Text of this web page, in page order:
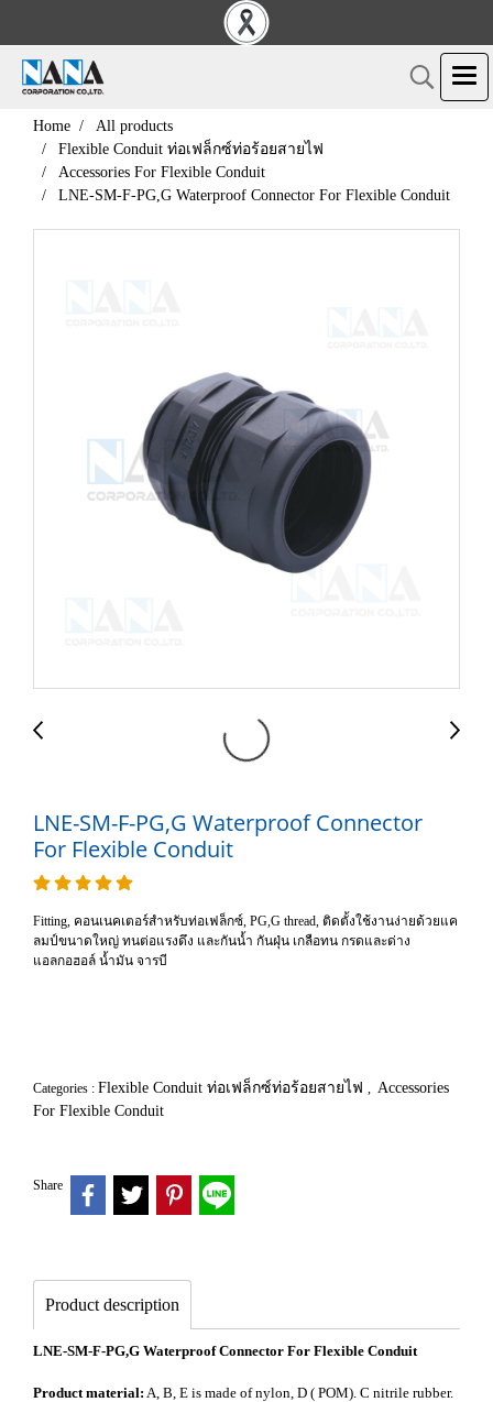
Home
All products
Flexible Conduit ท่อเฟล็กซ์ท่อร้อยสายไฟ
Accessories For Flexible Conduit
LNE-SM-F-PG,G Waterproof Connector For Flexible Conduit
LNE-SM-F-PG,G Waterproof Connector
For Flexible Conduit
Fitting, คอนเนคเตอร์สำหรับท่อเฟล็กซ์, PG,G thread, ติดตั้งใช้งานง่ายด้วยแค
ลมป์ขนาดใหญ่ ทนต่อแรงดึง และกันน้ำ กันฝุ่น เกลือทน กรดและด่าง
แอลกอฮอล์ น้ำมัน จารบี
Categories : Flexible Conduit ท่อเฟล็กซ์ท่อร้อยสายไฟ , Accessories
For Flexible Conduit
Share
Product description
LNE-SM-F-PG,G Waterproof Connector For Flexible Conduit
Product material: A, B, E is made of nylon, D ( POM). C nitrile rubber.